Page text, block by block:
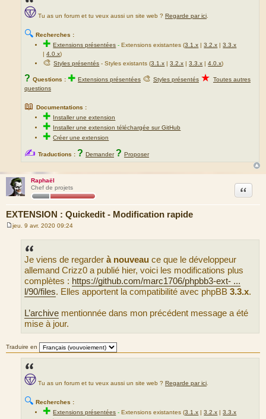
Tu as un forum et tu veux aussi un site web ? Regarde par ici
🔍 Recherches :
✚Extensions présentées -Extensions existantes (3.1.x |3.2.x |3.3.x
|4.0.x)
🎨Styles présentés - Styles existants (3.1.x |3.2.x |3.3.x |4.0.x)
? Questions : ✚ Extensions présentées 🎨 Styles présentés ★ Toutes autres
questions
📖 Documentations :
✚ Installer une extension
✚ Installer une extension téléchargée sur GitHub
✚Créer une extension
✍ Traductions : ? Demander ? Proposer
Raphaël
Chef de projets
EXTENSION : Quickedit - Modification rapide
Citation
M
jeu. 9 avr. 2020 09:24
Je viens de regarder à nouveau ce que le développeur
allemand Crizz0 a publié hier, voici les modifications plus
complètes : https://github.com/marc1706/phpbb3-ext- ...
l/90/files. Elles apportent la compatibilité avec phpBB 3.3.x.
L’archive mentionnée dans mon précédent message a été
mise à jour.
Traduire en
Tu as un forum et tu veux aussi un site web ? Regarde par ici
🔍 Recherches :
✚Extensions présentées -Extensions existantes (3.1.x |3.2.x |3.3.x